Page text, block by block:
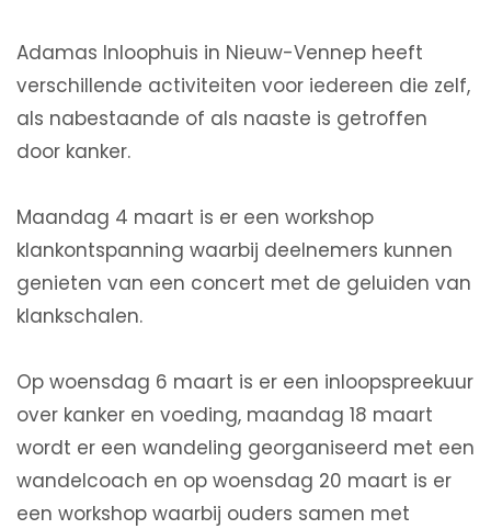
Adamas Inloophuis in Nieuw-Vennep heeft
verschillende activiteiten voor iedereen die zelf,
als nabestaande of als naaste is getroffen
door kanker.
Maandag 4 maart is er een workshop
klankontspanning waarbij deelnemers kunnen
genieten van een concert met de geluiden van
klankschalen.
Op woensdag 6 maart is er een inloopspreekuur
over kanker en voeding, maandag 18 maart
wordt er een wandeling georganiseerd met een
wandelcoach en op woensdag 20 maart is er
een workshop waarbij ouders samen met